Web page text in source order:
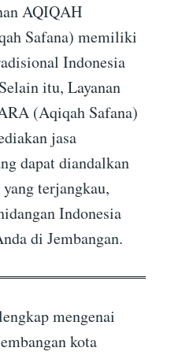
AQIQAH
Safana) memiliki
Indonesia
itu, Layanan
(Aqiqah Safana)
jasa
dapat diandalkan
terjangkau,
Indonesia
di Jembangan.
mengenai
kota